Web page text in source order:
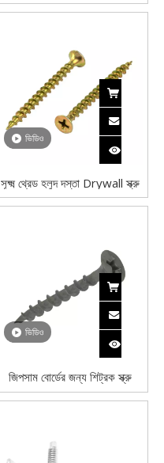
কাউন্টারসাঙ্ক হেড সেল্ফ ড্রিলিং স্ক্রু
টিইকে শিট মেটাল স্ক্রু
ভিডিও
সূক্ষ্ম থ্রেড হলুদ দস্তা Drywall স্ক্রু
ফিলিপস Bugle হেড কার্বন ইস্পাত
ভিডিও
জিপসাম বোর্ডের জন্য শিট্রক স্ক্রু
প্লাস্টারবোর্ড স্ক্রু মোটা থ্রেড গ্রে